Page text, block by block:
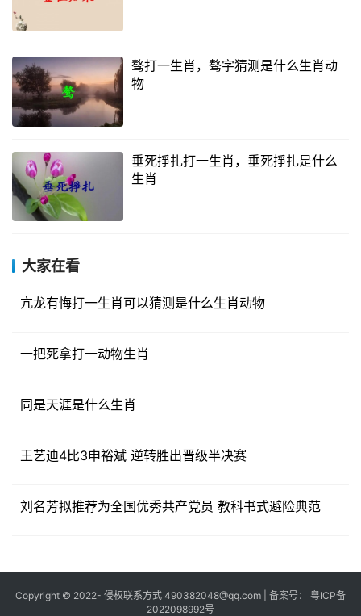
骜打一生肖，骜字猜测是什么生肖动
物
垂死掙扎打一生肖，垂死掙扎是什么
生肖
大家在看
亢龙有悔打一生肖可以猜测是什么生肖动物
一把死拿打一动物生肖
同是天涯是什么生肖
王艺迪4比3申裕斌 逆转胜出晋级半决赛
刘名芳拟推荐为全国优秀共产党员 教科书式避险典范
Copyright © 2022- 侵权联系方式 490382048@qq.com | 备案号： 粤ICP备
2022098992号